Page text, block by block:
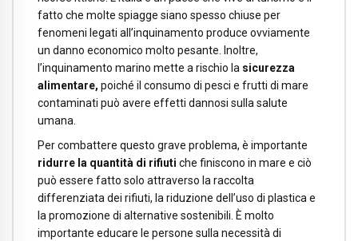
fatto che molte spiagge siano spesso chiuse per
fenomeni legati all’inquinamento produce ovviamente
un danno economico molto pesante. Inoltre,
l’inquinamento marino mette a rischio la sicurezza
alimentare, poiché il consumo di pesci e frutti di mare
contaminati può avere effetti dannosi sulla salute
umana.
Per combattere questo grave problema, è importante
ridurre la quantità di rifiuti che finiscono in mare e ciò
può essere fatto solo attraverso la raccolta
differenziata dei rifiuti, la riduzione dell’uso di plastica e
la promozione di alternative sostenibili. È molto
importante educare le persone sulla necessità di